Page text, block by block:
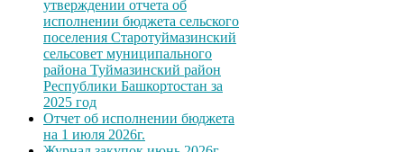
утверждении отчета об
исполнении бюджета сельского
поселения Старотуймазинский
сельсовет муниципального
района Туймазинский район
Республики Башкортостан за
2025 год
Отчет об исполнении бюджета
на 1 июля 2026г.